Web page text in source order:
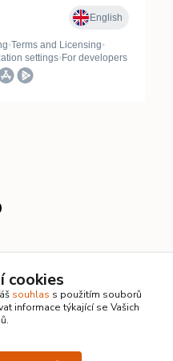
cookies
souhlas s použitím souborů
informace týkající se Vašich